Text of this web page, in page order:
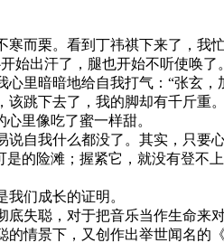
而栗。看到丁祎祺下来了，我
始出汗了，腿也开始不听使唤
里暗暗地给自我打气：“张玄，
跳下去了，我的脚却有千斤重
里像吃了蜜一样甜。
自我什么都没了。其实，只要
的险滩；握紧它，就没有登不上
们成长的证明。
失聪，对于把音乐当作生命来
情景下，又创作出举世闻名的《